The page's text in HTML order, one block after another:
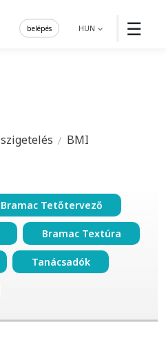
☰
HUN
belépés
szigetelés
BMI
Bramac Tetőtervező
Bramac Textúra
Tanácsadók